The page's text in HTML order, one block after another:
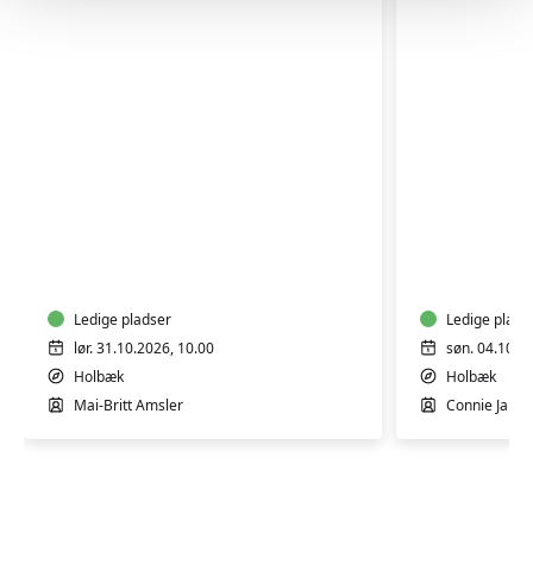
Ledige pladser
lør. 31.10.2026, 10.00
Holbæk
Mai-Britt Amsler
Ledige
søn.
Holbæk
Connie Jahn